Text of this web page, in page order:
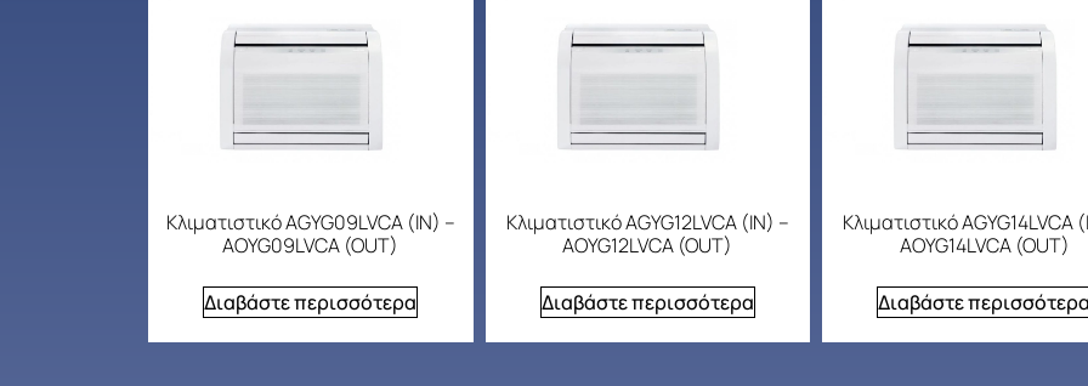
Κλιματιστικό AGYG09LVCA (IN) –
AOYG09LVCA (OUT)
Διαβάστε περισσότερα
Κλιματιστικό AGYG12LVCA (IN) –
AOYG12LVCA (OUT)
Διαβάστε περισσότερα
Κλιματιστικό AGYG14LVCA
AOYG14LVCA (OUT)
Διαβάστε περισσότερα